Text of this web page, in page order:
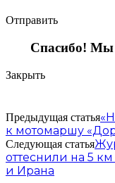
Отправить
Спасибо! Мы
Закрыть
Предыдущая статья
к мотомаршу
Следующая статья
оттеснили на 5
и Ирана